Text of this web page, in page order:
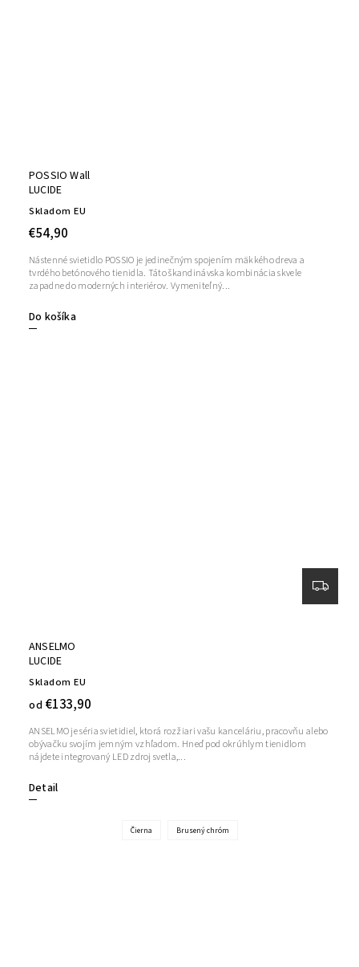
POSSIO Wall
LUCIDE
Skladom EU
€54,90
Do košíka
Nástenné svietidlo POSSIO je jedinečným spojením mäkkého dreva a
tvrdého betónového tienidla. Táto škandinávska kombinácia skvele
zapadne do moderných interiérov. Vymeniteľný...
ANSELMO
LUCIDE
Skladom EU
od €133,90
Detail
ANSELMO je séria svietidiel, ktorá rozžiari vašu kanceláriu, pracovňu alebo
obývačku svojím jemným vzhľadom. Hneď pod okrúhlym tienidlom
nájdete integrovaný LED zdroj svetla,...
Čierna Brusený chróm